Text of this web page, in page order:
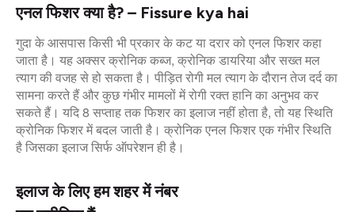
एनल फिशर क्या है? – Fissure kya hai
गुदा के आसपास किसी भी प्रकार के कट या दरार को एनल फिशर कहा
जाता है। यह अक्सर क्रोनिक कब्ज, क्रोनिक डायरिया और सख्त मल
त्याग की वजह से हो सकता है। पीड़ित रोगी मल त्याग के दौरान तेज दर्द का
सामना करते हैं और कुछ गंभीर मामलों में रोगी रक्त हानि का अनुभव कर
सकते हैं। यदि 8 सप्ताह तक फिशर का इलाज नहीं होता है, तो यह स्थिति
क्रोनिक फिशर में बदल जाती है। क्रोनिक एनल फिशर एक गंभीर स्थिति
है जिसका इलाज सिर्फ ऑपरेशन ही है।
इलाज के लिए हम शहर में नंबर